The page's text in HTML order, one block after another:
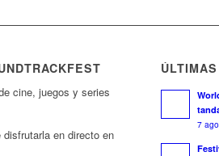
cine, juegos y series
en directo en
7